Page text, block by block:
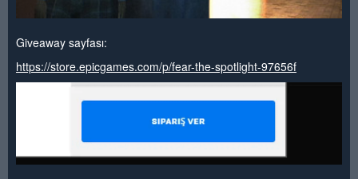
Giveaway sayfası:
https://store.epicgames.com/p/fear-the-spotlight-97656f